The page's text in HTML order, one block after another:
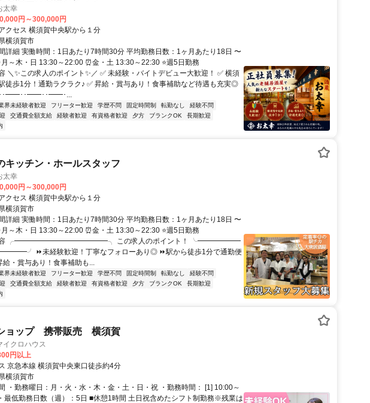
太幸
円～300,000円
クセス 横須賀中央駅から１分
横須賀市
詳細 実働時間：1日あたり7時間30分 平均勤務日数：1ヶ月あたり18日 〜
～木・日 13:30～22:00 ⏰金・土 13:30～22:30 ⭐週5日勤務
＼✨この求人のポイント✨／ ✅ 未経験・バイトデビュー大歓迎！ ✅ 横須
徒歩1分！通勤ラクラク♪ ✅ 昇給・賞与あり！食事補助など待遇も充実◎
･━━･･━━･･━━･...
界未経験者歓迎 フリーター歓迎 学歴不問 固定時間制 転勤なし
経験不問
交通費全額支給 経験者歓迎 有資格者歓迎 夕方 ブランクOK
長期歓迎
キッチン・ホールスタッフ
太幸
円～300,000円
クセス 横須賀中央駅から１分
横須賀市
詳細 実働時間：1日あたり7時間30分 平均勤務日数：1ヶ月あたり18日 〜
～木・日 13:30～22:00 ⏰金・土 13:30～22:30 ⭐週5日勤務
容 ╭━━━━━━━━━━━━━╮ この求人のポイント！ ╰━━━━━━
⏩未経験歓迎！丁寧なフォローあり◎ ⏩駅から徒歩1分で通勤便
給・賞与あり！食事補助も...
界未経験者歓迎 フリーター歓迎 学歴不問 固定時間制 転勤なし
経験不問
交通費全額支給 経験者歓迎 有資格者歓迎 夕方 ブランクOK
長期歓迎
ョップ 携帯販売 横須賀
イクロハウス
円以上
京急本線 横須賀中央東口徒歩約4分
横須賀市
・勤務曜日：月・火・水・木・金・土・日・祝 ・勤務時間： [1] 10:00～
最低勤務日数（週）：5日 ■休憩1時間 土日祝含めたシフト制勤務※残業は